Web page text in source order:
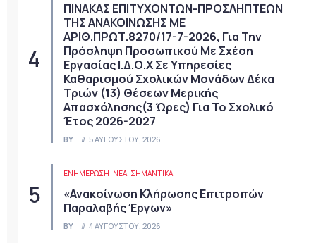
ΠΙΝΑΚΑΣ ΕΠΙΤΥΧΟΝΤΩΝ-ΠΡΟΣΛΗΠΤΕΩΝ
ΤΗΣ ΑΝΑΚΟΙΝΩΣΗΣ ΜΕ
ΑΡΙΘ.ΠΡΩΤ.8270/17-7-2026, Για Την
Πρόσληψη Προσωπικού Με Σχέση
Εργασίας Ι.Δ.Ο.Χ Σε Υπηρεσίες
Καθαρισμού Σχολικών Μονάδων Δέκα
Τριών (13) Θέσεων Μερικής
Απασχόλησης(3 Ώρες) Για Το Σχολικό
Έτος 2026-2027
BY 5 ΑΥΓΟΎΣΤΟΥ, 2026
ΕΝΗΜΕΡΩΣΗ ΝΈΑ ΣΗΜΑΝΤΙΚΆ
«Ανακοίνωση Κλήρωσης Επιτροπών
Παραλαβής Έργων»
BY 4 ΑΥΓΟΎΣΤΟΥ, 2026